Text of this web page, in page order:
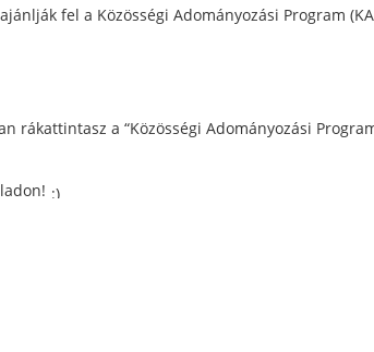
fel a Közösségi Adományozási Program
a “Közösségi Adományozási